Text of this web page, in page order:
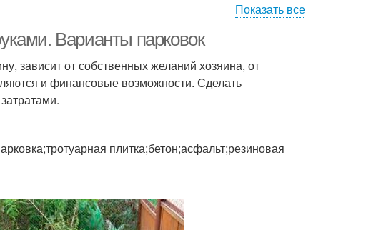
Показать все
Варианты парковок
зависит от собственных желаний хозяина, от
и финансовые возможности. Сделать
плитка;бетон;асфальт;резиновая